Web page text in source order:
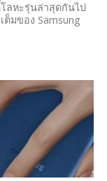
ลหะรุ่นล่าสุดกันไป
มของ Samsung